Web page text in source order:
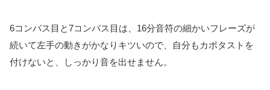
6コンパス目と7コンパス目は、16分音符の細かいフレーズが
続いて左手の動きがかなりキツいので、自分もカポタストを
付けないと、しっかり音を出せません。